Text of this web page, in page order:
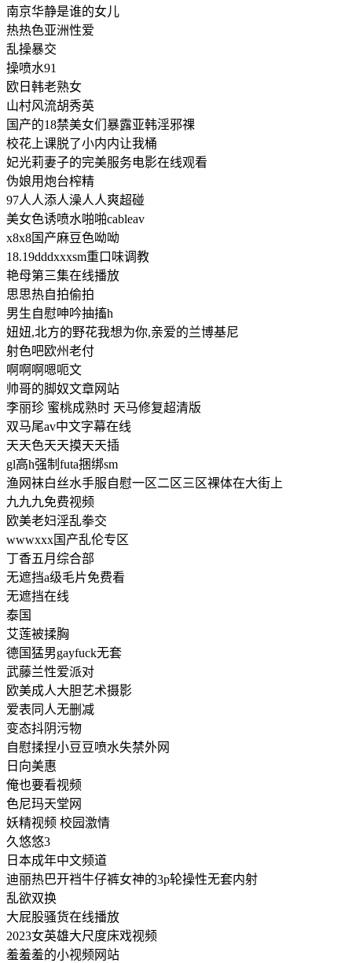
南京华静是谁的女儿
热热色亚洲性爱
乱操暴交
操喷水91
欧日韩老熟女
山村风流胡秀英
国产的18禁美女们暴露亚韩淫邪祼
校花上课脱了小内内让我桶
妃光莉妻子的完美服务电影在线观看
伪娘用炮台榨精
97人人添人澡人人爽超碰
美女色诱喷水啪啪cableav
x8x8国产麻豆色呦呦
18.19dddxxxsm重口味调教
艳母第三集在线播放
思思热自拍偷拍
男生自慰呻吟抽搐h
妞妞,北方的野花我想为你,亲爱的兰博基尼
射色吧欧州老付
啊啊啊嗯呃文
帅哥的脚奴文章网站
李丽珍 蜜桃成熟时 天马修复超清版
双马尾av中文字幕在线
天天色天天摸天天插
gl高h强制futa捆绑sm
渔网袜白丝水手服自慰一区二区三区裸体在大街上
九九九免费视频
欧美老妇淫乱拳交
wwwxxx国产乱伦专区
丁香五月综合部
无遮挡a级毛片免费看
无遮挡在线
泰国
艾莲被揉胸
德国猛男gayfuck无套
武藤兰性爱派对
欧美成人大胆艺术摄影
爱表同人无删减
变态抖阴污物
自慰揉捏小豆豆喷水失禁外网
日向美惠
俺也要看视频
色尼玛天堂网
妖精视频 校园激情
久悠悠3
日本成年中文频道
迪丽热巴开裆牛仔裤女神的3p轮操性无套内射
乱欲双换
大屁股骚货在线播放
2023女英雄大尺度床戏视频
羞羞羞的小视频网站